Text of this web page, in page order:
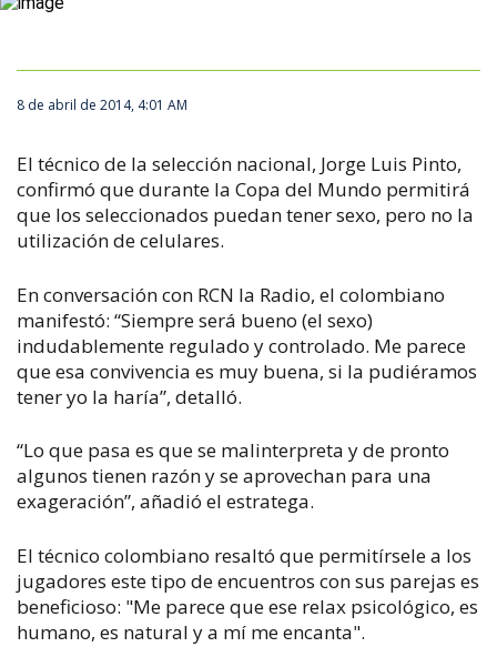
8 de abril de 2014, 4:01 AM
El técnico de la selección nacional, Jorge Luis Pinto,
confirmó que durante la Copa del Mundo permitirá
que los seleccionados puedan tener sexo, pero no la
utilización de celulares.
En conversación con RCN la Radio, el colombiano
manifestó: “Siempre será bueno (el sexo)
indudablemente regulado y controlado. Me parece
que esa convivencia es muy buena, si la pudiéramos
tener yo la haría”, detalló.
“Lo que pasa es que se malinterpreta y de pronto
algunos tienen razón y se aprovechan para una
exageración”, añadió el estratega.
El técnico colombiano resaltó que permitírsele a los
jugadores este tipo de encuentros con sus parejas es
beneficioso: "Me parece que ese relax psicológico, es
humano, es natural y a mí me encanta".